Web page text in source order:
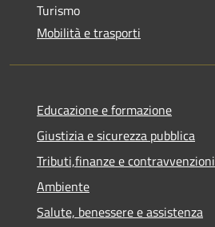
Turismo
Mobilità e trasporti
Educazione e formazione
Giustizia e sicurezza pubblica
Tributi,finanze e contravvenzioni
Ambiente
Salute, benessere e assistenza